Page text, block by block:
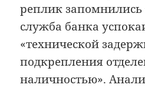
реплик запомнились
служба банка
«технической
подкрепления
наличностью».